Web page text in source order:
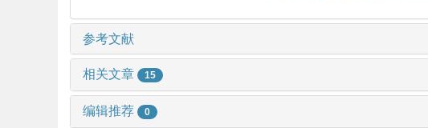
参考文献
相关文章 15
编辑推荐 0